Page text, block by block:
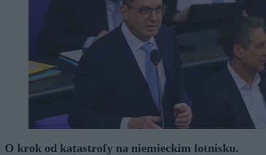
O krok od katastrofy na niemieckim lotnisku.